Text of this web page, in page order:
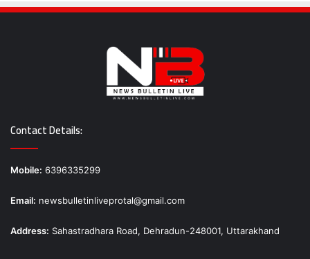
Contact Details:
Mobile: 6396335299
Email: newsbulletinliveprotal@gmail.com
Address: Sahastradhara Road, Dehradun-248001, Uttarakhand